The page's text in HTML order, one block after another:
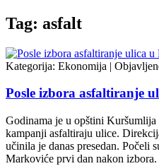
Tag: asfalt
Kategorija: Ekonomija |
Posle izbora asfaltiranje
Godinama je u opštini Kuršumlija
kampanji asfaltiraju ulice.
učinila je danas presedan. Počeli
Markoviće prvi dan nakon izbora.